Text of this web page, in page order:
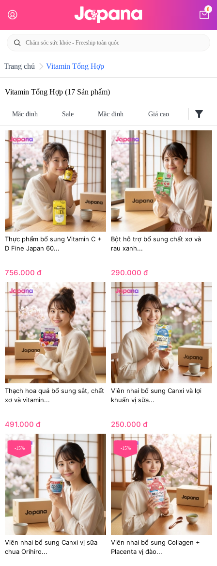
0
Trang chủ Vitamin Tổng Hợp
Vitamin Tổng Hợp (17 Sản phẩm)
Mặc định Sale Mặc định Giá cao filter_alt
Thực phẩm bổ sung Vitamin C +
D Fine Japan 60...
756.000 đ
Bột hỗ trợ bổ sung chất xơ và
rau xanh...
290.000 đ
Thạch hoa quả bổ sung sắt, chất
xơ và vitamin...
491.000 đ
Viên nhai bổ sung Canxi và lợi
khuẩn vị sữa...
250.000 đ
-15%
Viên nhai bổ sung Canxi vị sữa
chua Orihiro...
-15%
Viên nhai bổ sung Collagen +
Placenta vị đào...